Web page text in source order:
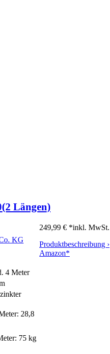
Längen)
KG
4 Meter
28,8
75 kg
249,99 € *inkl. MwSt.
Produktbeschreibung ›
Amazon*